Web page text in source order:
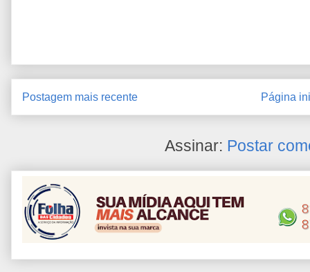
Postagem mais recente Página
Assinar: Postar